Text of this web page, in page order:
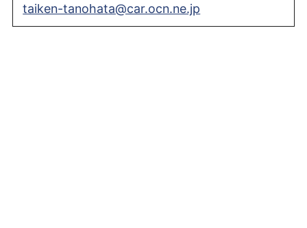
taiken-tanohata@car.ocn.ne.jp